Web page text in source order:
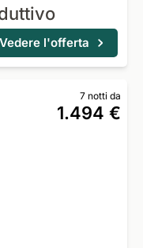
Vedere l'offerta
7 notti da
1.494 €